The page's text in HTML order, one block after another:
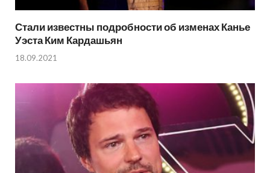
Стали известны подробности об изменах Канье
Уэста Ким Кардашьян
18.09.2021